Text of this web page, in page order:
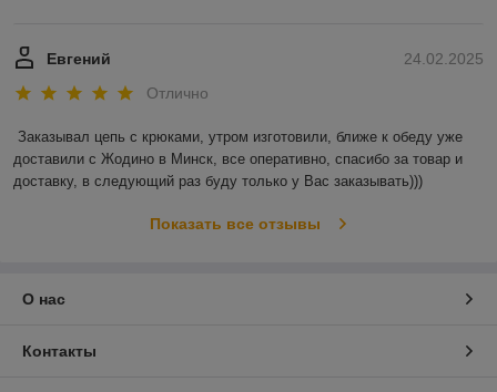
24.02.2025
Евгений
Отлично
Заказывал цепь с крюками, утром изготовили, ближе к обеду уже
доставили с Жодино в Минск, все оперативно, спасибо за товар и
доставку, в следующий раз буду только у Вас заказывать)))
Показать все отзывы
О нас
Контакты